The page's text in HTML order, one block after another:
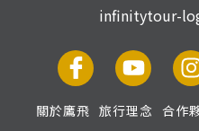
關於鷹飛 旅行理念 合作